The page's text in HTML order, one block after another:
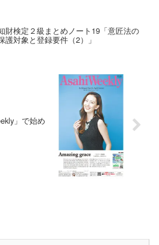
財検定２級まとめノート19「意匠法の
護対象と登録要件（2）」
」で始め